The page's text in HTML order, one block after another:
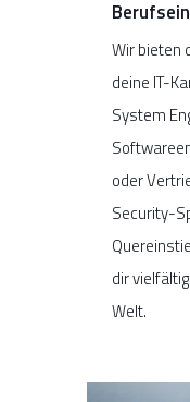
Wir bieten
deine IT-
System
Softwaree
oder
Security-
dir
Welt.